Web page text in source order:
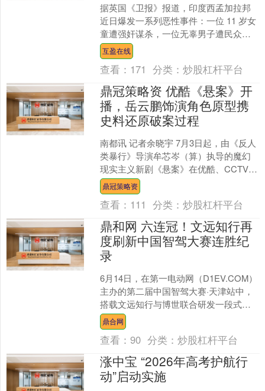
据英国《卫报》报道，印度西孟加拉邦
近日爆发一系列恶性事件：一位 11 岁女
童遭强奸谋杀，一位无辜男子遭民众私
刑致死，案件主要嫌疑人又被警方当场
击毙，多重悲剧叠加....
互盈在线
查看： 171 分类：炒股杠杆平台
鼎冠策略资 优酷《悬案》开
播，岳云鹏饰演角色原型携
史料还原破案过程
南都讯 记者余晓宇 7月3日起，由《反人
类暴行》导演牟芯岑（算）执导的魔幻
现实主义新剧《悬案》在优酷、CCTV-8
播出。剧集采用“一季两案”模式，改编自
上世纪9....
鼎冠策略资
查看： 111 分类：炒股杠杆平台
鼎和网 六连冠！文远知行再
度刷新中国智驾大赛连胜纪
录
6月14日，在第一电动网（D1EV.COM）
主办的第二届中国智驾大赛·天津站中，
搭载文远知行与博世联合研发一段式端
到端辅助驾驶解决方案的奇瑞星途星纪
元ES，凭借....
鼎合网
查看：90 分类：炒股杠杆平台
涨中宝 “2026年高考护航行
动”启动实施